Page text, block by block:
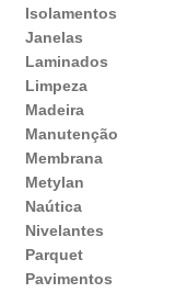
Isolamentos
Janelas
Laminados
Limpeza
Madeira
Manutenção
Membrana
Metylan
Naútica
Nivelantes
Parquet
Pavimentos